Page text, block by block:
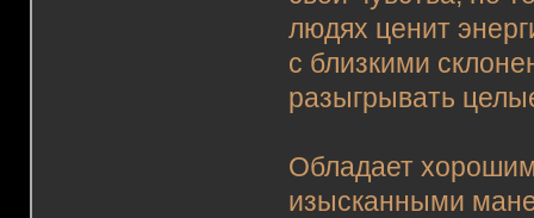
людях ценит
с близкими
разыгрывать
Обладает хорошим
изысканными